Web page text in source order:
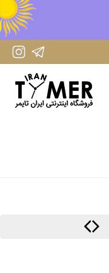
IranTimer Instagram Page